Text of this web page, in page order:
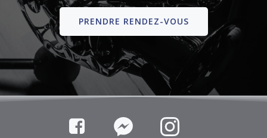
PRENDRE RENDEZ-VOUS